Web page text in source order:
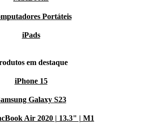
Portáteis
iPads
em destaque
iPhone 15
Galaxy S23
Air 2020 | 13.3" | M1